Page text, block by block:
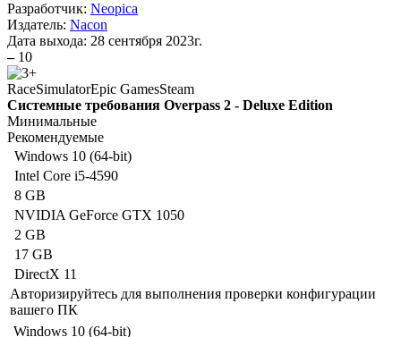
Разработчик: Neopica
Издатель: Nacon
Дата выхода: 28 сентября 2023г.
– 10
RaceSimulatorEpic GamesSteam
Системные требования Overpass 2 - Deluxe Edition
Минимальные
Рекомендуемые
Windows 10 (64-bit)
Intel Core i5-4590
8 GB
NVIDIA GeForce GTX 1050
2 GB
17 GB
DirectX 11
Авторизируйтесь для выполнения проверки конфигурации
вашего ПК
Windows 10 (64-bit)